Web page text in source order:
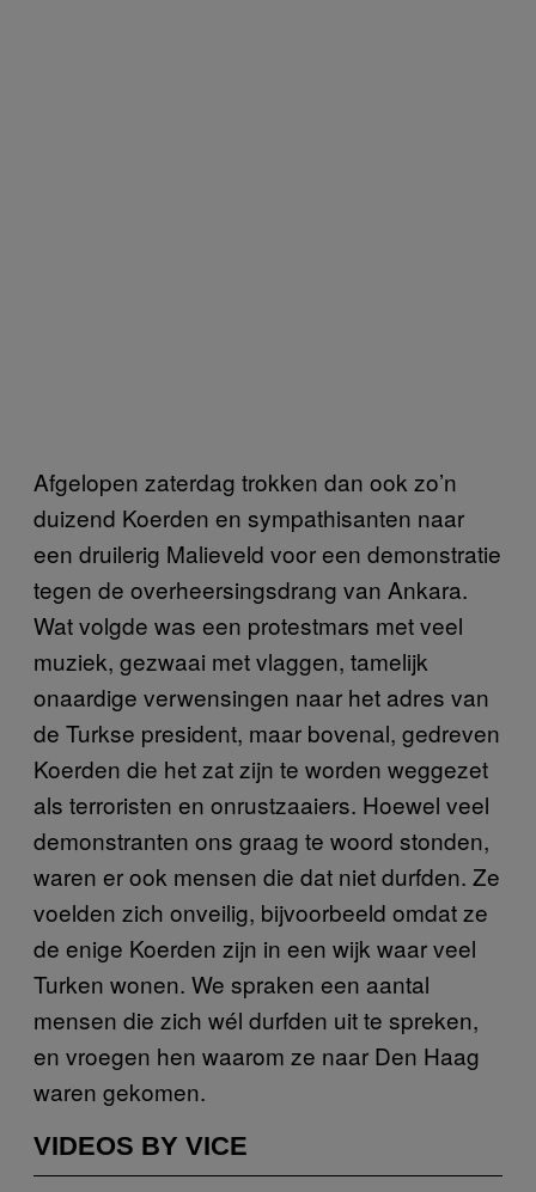
Afgelopen zaterdag trokken dan ook zo’n
duizend Koerden en sympathisanten naar
een druilerig Malieveld voor een demonstratie
tegen de overheersingsdrang van Ankara.
Wat volgde was een protestmars met veel
muziek, gezwaai met vlaggen, tamelijk
onaardige verwensingen naar het adres van
de Turkse president, maar bovenal, gedreven
Koerden die het zat zijn te worden weggezet
als terroristen en onrustzaaiers. Hoewel veel
demonstranten ons graag te woord stonden,
waren er ook mensen die dat niet durfden. Ze
voelden zich onveilig, bijvoorbeeld omdat ze
de enige Koerden zijn in een wijk waar veel
Turken wonen. We spraken een aantal
mensen die zich wél durfden uit te spreken,
en vroegen hen waarom ze naar Den Haag
waren gekomen.
VIDEOS BY VICE